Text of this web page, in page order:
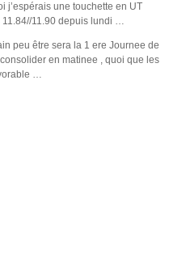
j’espérais une touchette en UT
11.84//11.90 depuis lundi …
peu être sera la 1 ere Journee de
en matinee , quoi que les
…